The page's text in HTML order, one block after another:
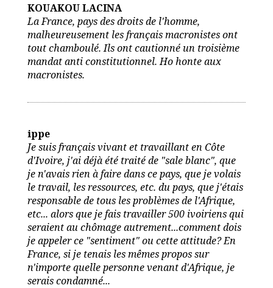
KOUAKOU LACINA
La France, pays des droits de l'homme,
malheureusement les français macronistes ont
tout chamboulé. Ils ont cautionné un troisième
mandat anti constitutionnel. Ho honte aux
macronistes.
ippe
Je suis français vivant et travaillant en Côte
d'Ivoire, j'ai déjà été traité de "sale blanc", que
je n'avais rien à faire dans ce pays, que je volais
le travail, les ressources, etc. du pays, que j'étais
responsable de tous les problèmes de l'Afrique,
etc... alors que je fais travailler 500 ivoiriens qui
seraient au chômage autrement...comment dois
je appeler ce "sentiment" ou cette attitude? En
France, si je tenais les mêmes propos sur
n'importe quelle personne venant d'Afrique, je
serais condamné...